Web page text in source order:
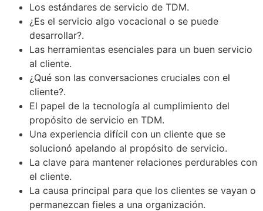
Los estándares de servicio de TDM.
¿Es el servicio algo vocacional o se puede
desarrollar?.
Las herramientas esenciales para un buen servicio
al cliente.
¿Qué son las conversaciones cruciales con el
cliente?.
El papel de la tecnología al cumplimiento del
propósito de servicio en TDM.
Una experiencia difícil con un cliente que se
solucionó apelando al propósito de servicio.
La clave para mantener relaciones perdurables con
el cliente.
La causa principal para que los clientes se vayan o
permanezcan fieles a una organización.